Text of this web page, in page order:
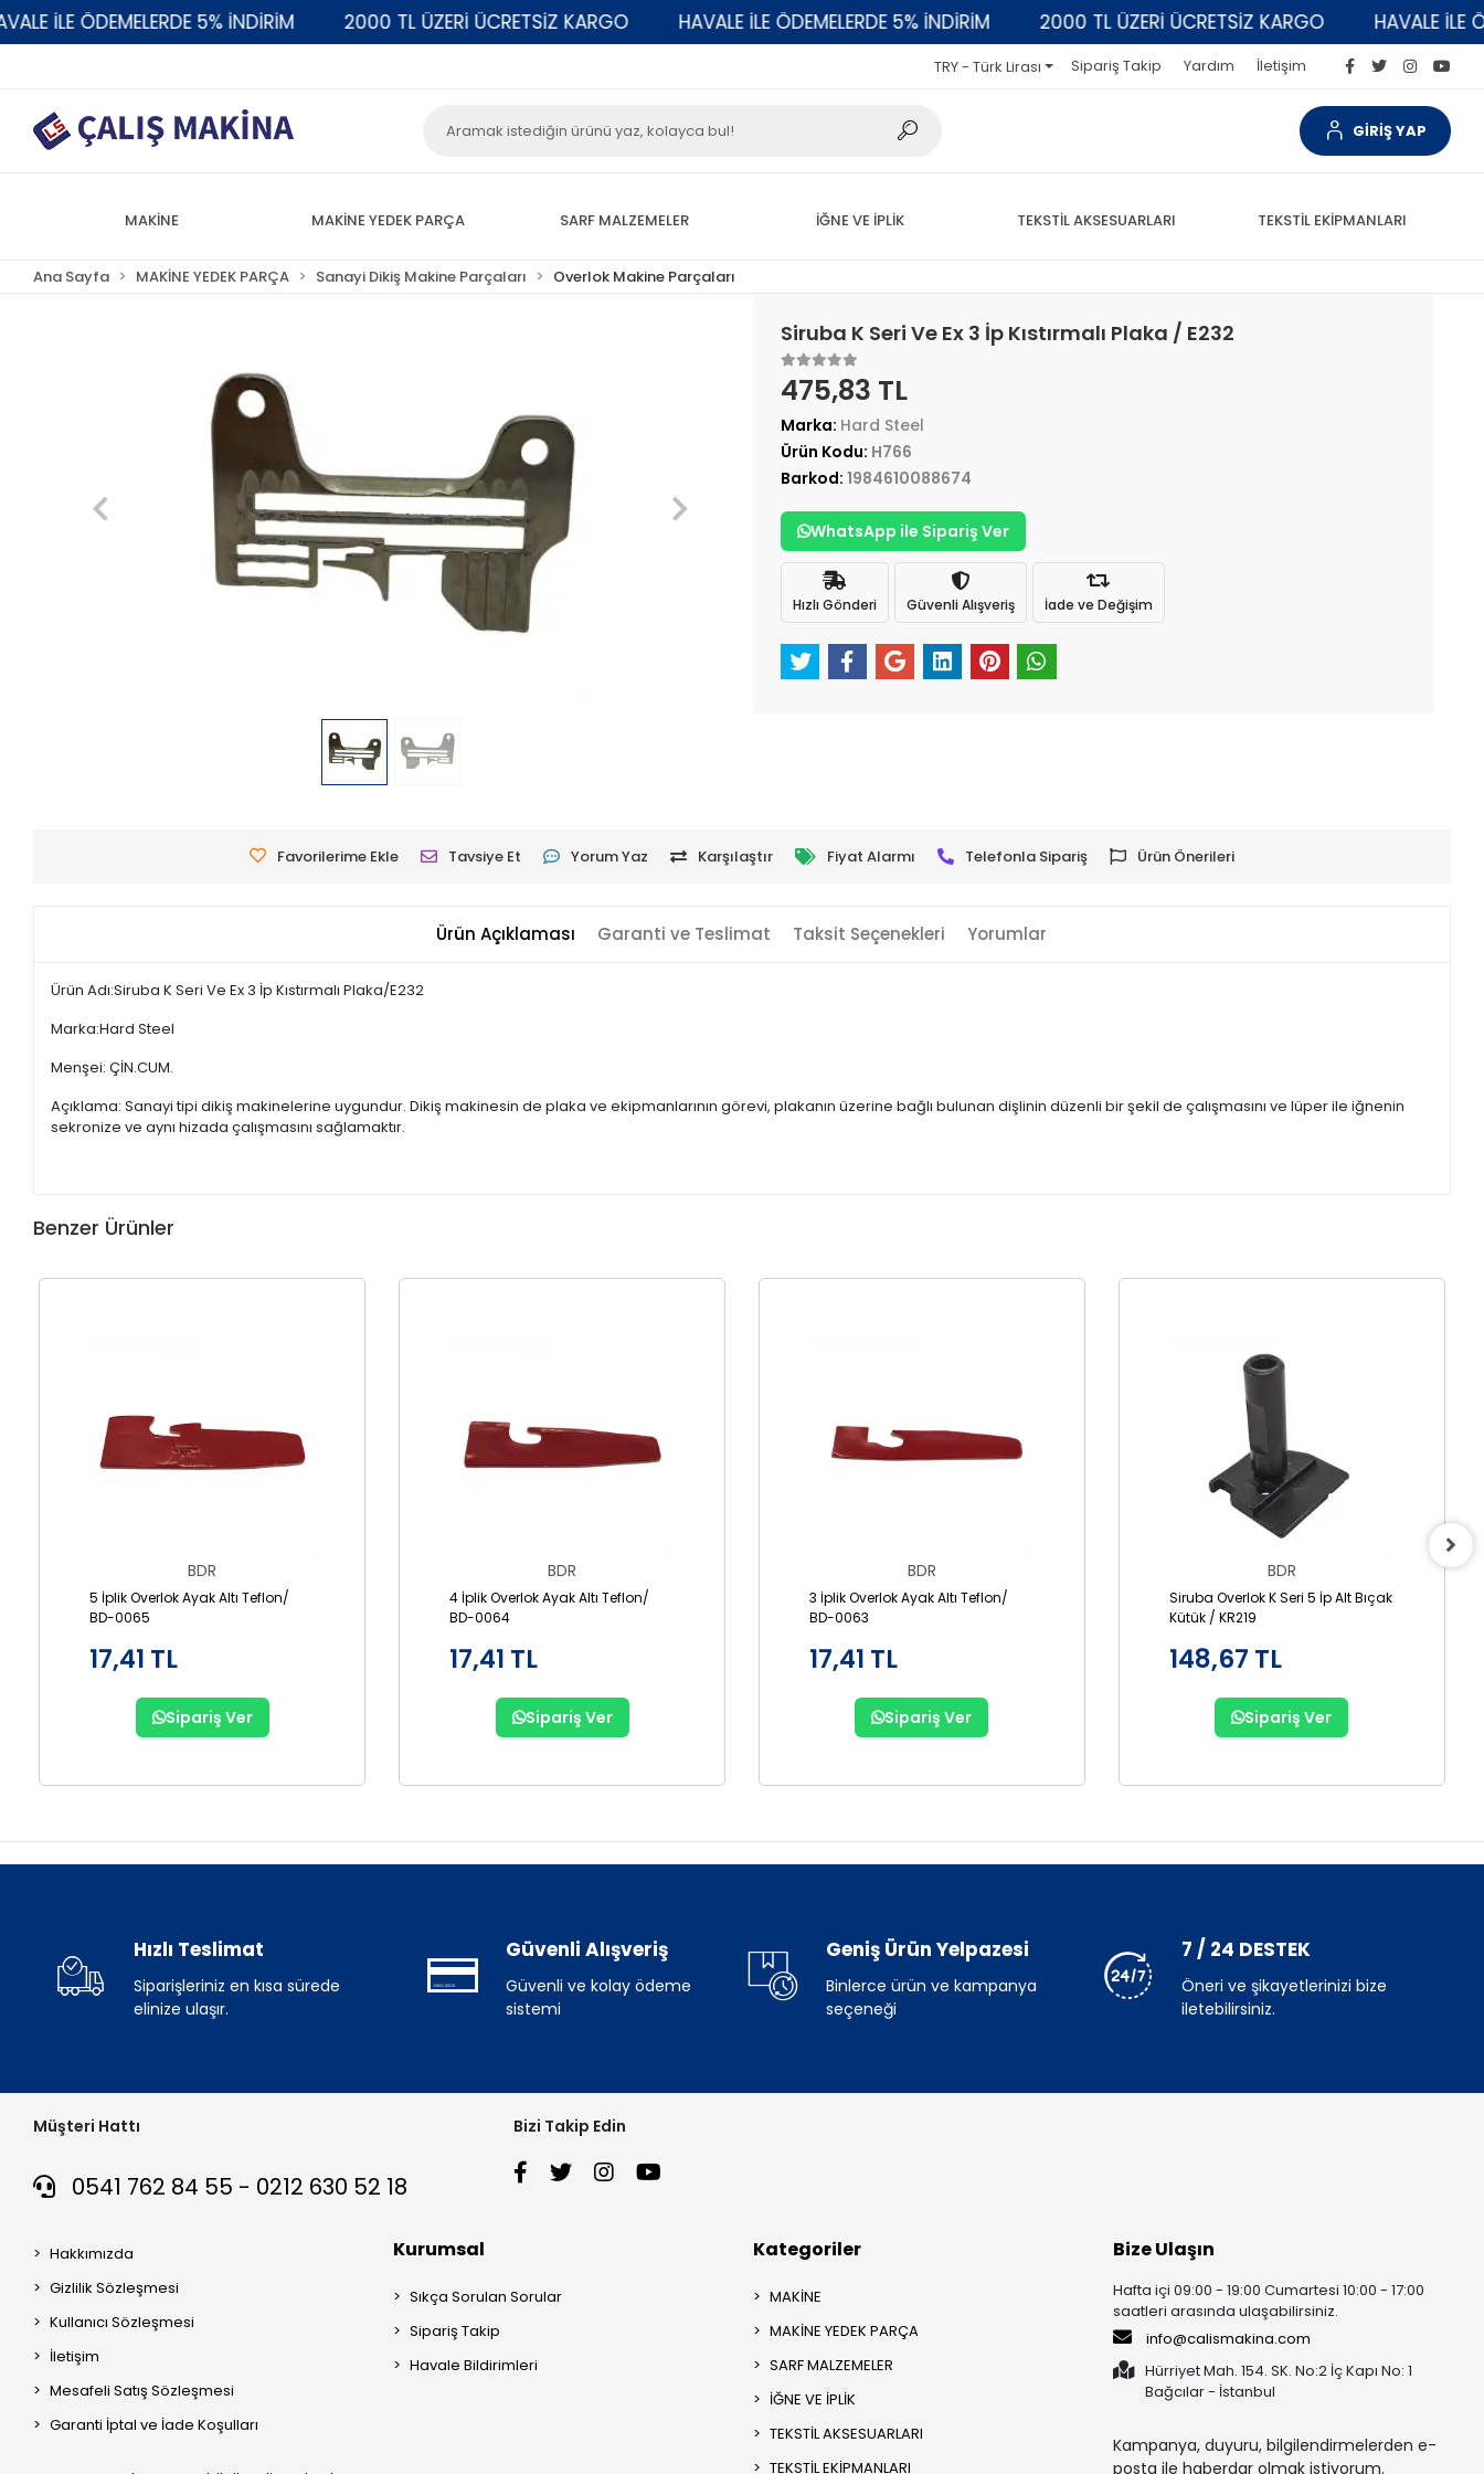
İLE ÖDEMELERDE 5% İNDİRİM 2000 TL ÜZERİ ÜCRETSİZ KARGO HAVALE İLE ÖDEMELERDE 5% İNDİRİM 2000 TL ÜZERİ ÜCRETSİZ KARGO HAVALE İLE
TRY - Türk Lirası Sipariş Takip Yardım İletişim
GİRİŞ YAP
MAKİNE MAKİNE YEDEK PARÇA SARF MALZEMELER İĞNE VE İPLİK TEKSTİL AKSESUARLARI TEKSTİL EKİPMANLARI
Ana Sayfa MAKİNE YEDEK PARÇA Sanayi Dikiş Makine Parçaları Overlok Makine Parçaları
Siruba K Seri Ve Ex 3 İp Kıstırmalı Plaka / E232
475,83 TL
Marka: Hard Steel
Ürün Kodu: H766
Barkod: 1984610088674
WhatsApp ile Sipariş Ver
Hızlı Gönderi Güvenli Alışveriş İade ve Değişim
Favorilerime Ekle Tavsiye Et Yorum Yaz Karşılaştır Fiyat Alarmı Telefonla Sipariş Ürün Önerileri
Ürün Açıklaması Garanti ve Teslimat Taksit Seçenekleri Yorumlar
Ürün Adı:Siruba K Seri Ve Ex 3 İp Kıstırmalı Plaka/E232
Marka:Hard Steel
Menşei: ÇİN.CUM.
Açıklama: Sanayi tipi dikiş makinelerine uygundur. Dikiş makinesin de plaka ve ekipmanlarının görevi, plakanın üzerine bağlı bulunan dişlinin düzenli bir şekil de çalışmasını ve lüper ile iğnenin
sekronize ve aynı hizada çalışmasını sağlamaktır.
Benzer Ürünler
BDR
5 İplik Overlok Ayak Altı Teflon/
BD-0065
17,41 TL
Sipariş Ver
BDR
4 İplik Overlok Ayak Altı Teflon/
BD-0064
17,41 TL
Sipariş Ver
BDR
3 İplik Overlok Ayak Altı Teflon/
BD-0063
17,41 TL
Sipariş Ver
BDR
Siruba Overlok K Seri 5 İp Alt Bıçak
Kütük / KR219
148,67 TL
Sipariş Ver
Hızlı Teslimat
Siparişleriniz en kısa sürede
elinize ulaşır.
Güvenli Alışveriş
Güvenli ve kolay ödeme
sistemi
Geniş Ürün Yelpazesi
Binlerce ürün ve kampanya
seçeneği
7 / 24 DESTEK
Öneri ve şikayetlerinizi bize
iletebilirsiniz.
Müşteri Hattı
0541 762 84 55 - 0212 630 52 18
Bizi Takip Edin
Hakkımızda
Gizlilik Sözleşmesi
Kullanıcı Sözleşmesi
İletişim
Mesafeli Satış Sözleşmesi
Garanti İptal ve İade Koşulları
Kurumsal
Sıkça Sorulan Sorular
Sipariş Takip
Havale Bildirimleri
Kategoriler
MAKİNE
MAKİNE YEDEK PARÇA
SARF MALZEMELER
İĞNE VE İPLİK
TEKSTİL AKSESUARLARI
TEKSTİL EKİPMANLARI
Bize Ulaşın
Hafta içi 09:00 - 19:00 Cumartesi 10:00 - 17:00
saatleri arasında ulaşabilirsiniz.
info@calismakina.com
Hürriyet Mah. 154. SK. No:2 İç Kapı No: 1
Bağcılar - İstanbul
Kampanya, duyuru, bilgilendirmelerden e-
posta ile haberdar olmak istiyorum.